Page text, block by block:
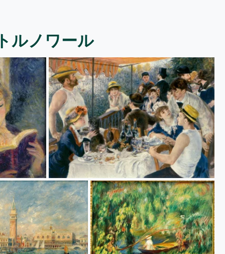
ルノワール